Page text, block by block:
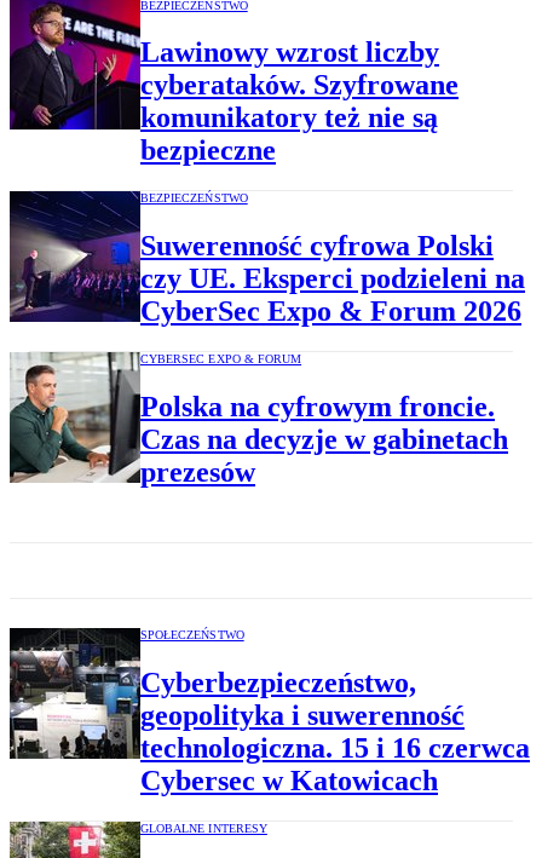
BEZPIECZEŃSTWO
Lawinowy wzrost liczby
cyberataków. Szyfrowane
komunikatory też nie są
bezpieczne
BEZPIECZEŃSTWO
Suwerenność cyfrowa Polski
czy UE. Eksperci podzieleni na
CyberSec Expo & Forum 2026
CYBERSEC EXPO & FORUM
Polska na cyfrowym froncie.
Czas na decyzje w gabinetach
prezesów
SPOŁECZEŃSTWO
Cyberbezpieczeństwo,
geopolityka i suwerenność
technologiczna. 15 i 16 czerwca
Cybersec w Katowicach
GLOBALNE INTERESY